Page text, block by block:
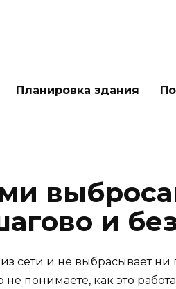
Планировка здания
и
сети и не выбрасывает
понимаете, как это